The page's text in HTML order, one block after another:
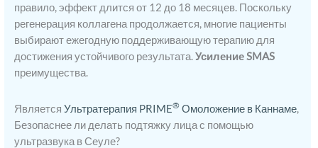
правило, эффект длится от 12 до 18 месяцев. Поскольку
регенерация коллагена продолжается, многие пациенты
выбирают ежегодную поддерживающую терапию для
достижения устойчивого результата.Усиление SMAS
преимущества.
ЯвляетсяУльтратерапия PRIME® Омоложение в Каннаме,
Безопаснее ли делать подтяжку лица с помощью
ультразвука в Сеуле?